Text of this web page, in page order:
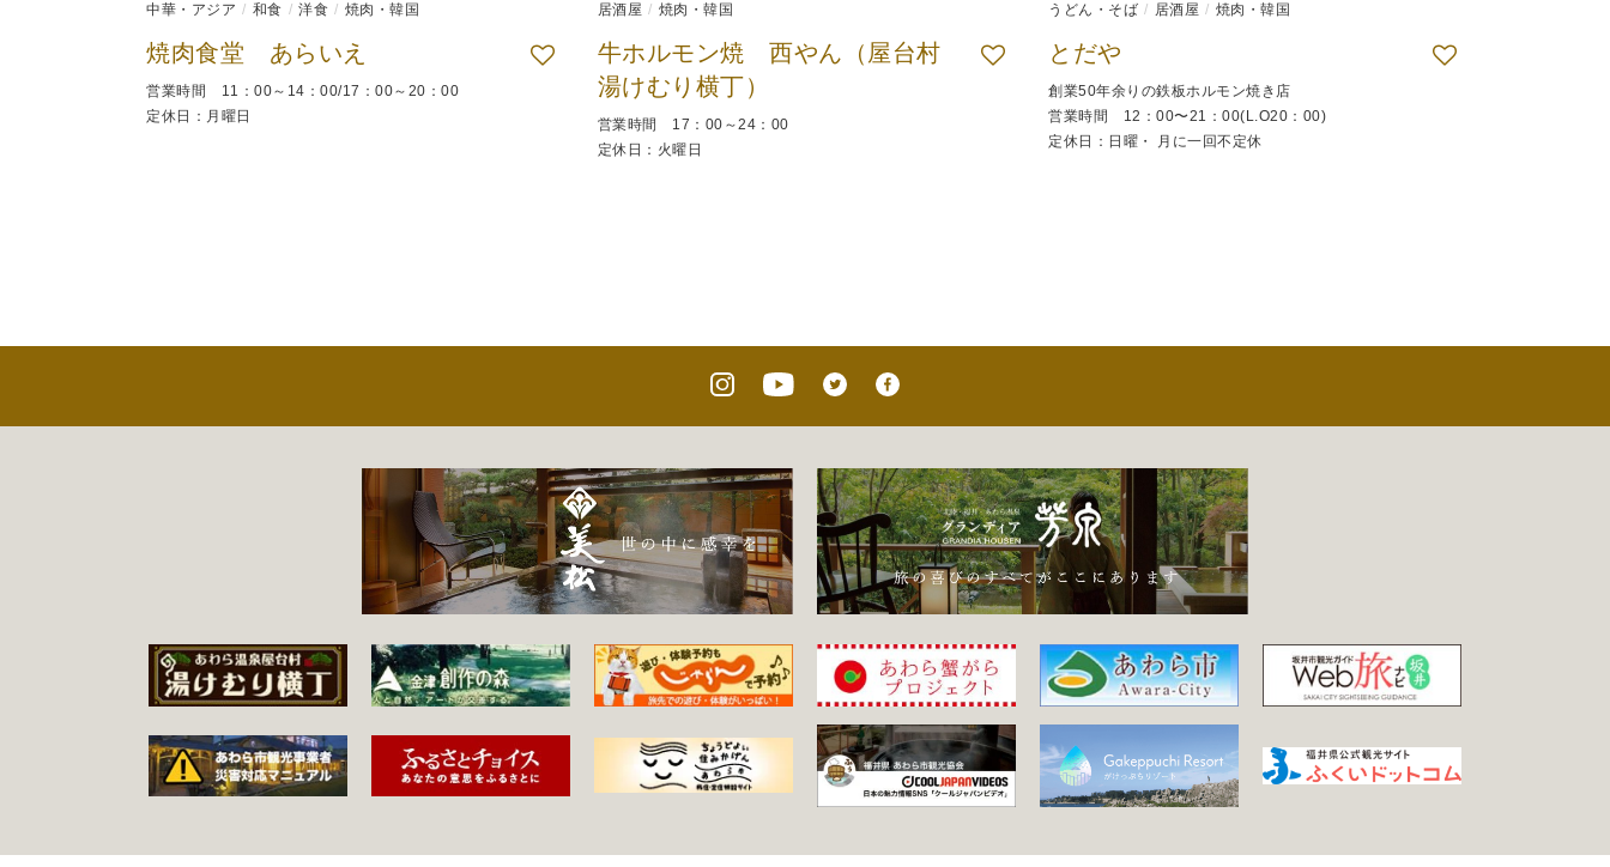
中華・アジア 和食 洋食 焼肉・韓国
焼肉食堂 あらいえ
営業時間 11：00～14：00/17：00～20：00
定休日：月曜日
居酒屋 焼肉・韓国
牛ホルモン焼 西やん（屋台村
湯けむり横丁）
営業時間 17：00～24：00
定休日：火曜日
うどん・そば 居酒屋 焼肉・韓国
とだや
創業50年余りの鉄板ホルモン焼き店
営業時間 12：00〜21：00(L.O20：00)
定休日：日曜・ 月に一回不定休